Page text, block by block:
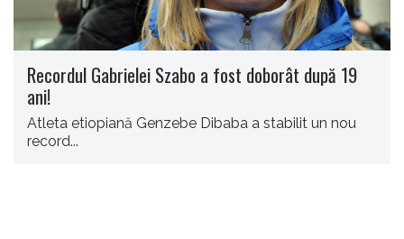
Recordul Gabrielei Szabo a fost doborât după 19
ani!
Atleta etiopiană Genzebe Dibaba a stabilit un nou
record...